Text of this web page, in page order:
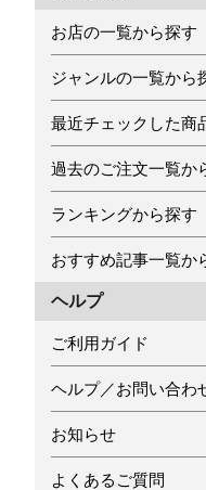
お店の一覧から探す
ジャンルの一覧から
最近チェックした商
過去のご注文一覧か
ランキングから探す
おすすめ記事一覧か
ヘルプ
ご利用ガイド
ヘルプ／お問い合わ
お知らせ
よくあるご質問